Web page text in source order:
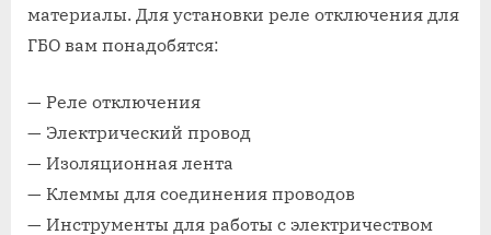
материалы. Для установки реле отключения для
ГБО вам понадобятся:
— Реле отключения
— Электрический провод
— Изоляционная лента
— Клеммы для соединения проводов
— Инструменты для работы с электричеством